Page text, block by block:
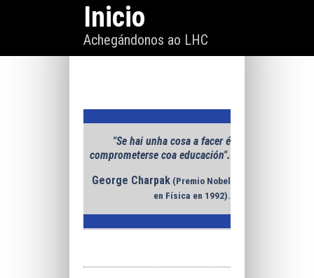
Inicio
Achegándonos ao LHC
"Se hai unha cosa a facer é
comprometerse coa educación".
George Charpak(Premio Nobel
en Física en 1992).